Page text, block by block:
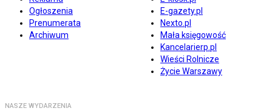
Ogłoszenia
Prenumerata
Archiwum
E-gazety.pl
Nexto.pl
Mała księgowość
Kancelarierp.pl
Wieści Rolnicze
Życie Warszawy
NASZE WYDARZENIA